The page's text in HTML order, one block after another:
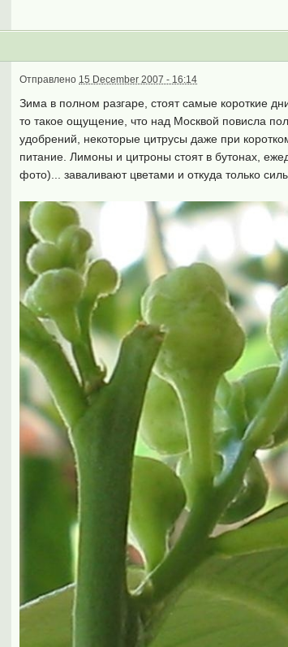
Отправлено 15 December 2007 - 16:14
Зима в полном разгаре, стоят самые короткие
то такое ощущение, что над Москвой повисла
удобрений, некоторые цитрусы даже при
питание. Лимоны и цитроны стоят в бутонах,
фото)... заваливают цветами и откуда только